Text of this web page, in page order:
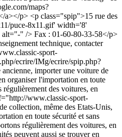
maps?
p> <p class="spip">15 rue des
puce-8x11.gif' width='8'
" /> Fax : 01-60-80-33-58</p>
technique, contacter
sport-
ecrire/IMg/ecrire/spip.php?
importer une voiture de
organiser l'importation en toute
des voitures, en
www.classic-sport-
src='http://www.classic-sport-cars.net/spip.php/ecrire/IMg/ecrire/IMG/cache-8x11/puce-8x11.gif' width='8' height='11' alt="-" /> Dépotage de la voiture, <br /><img src='http://www.classic-sport-cars.net/spip.php/ecrire/IMg/ecrire/IMG/cache-8x11/puce-8x11.gif' width='8' height='11' alt="-" /> TVA, <br /><img src='http://www.classic-sport-cars.net/spip.php/ecrire/IMg/ecrire/IMG/cache-8x11/puce-8x11.gif' width='8' height='11' alt="-" /> Frais portuaires divers.</p> <p class="spip"><strong class="spip">Nous nous chargeons de ces formalités et du dédouanement.</strong> <br/> <br/> <strong class="spip">7 - Transport en France / Restauration</strong></p> <p class="spip">La voiture dédouanée il est rarement possible de la récupérer et de partir avec elle directement. <br/> Il est en général plus simple, plus réglementaire et plus sûr de faire transporter l'auto dans nos locaux où elle est vérifiée et contrôlée.</p> <p class="spip"><strong class="spip">Faire le point</strong> Nous faisons le point avec vous, habituellement dans nos locaux, sur ce qu'il est souhaitable ou nécessaire de faire pour "sortir" la voiture : simple remise à la route ou restauration totale...</p> <p class="spip"><strong class="spip">Préparer l'immatriculation</strong> <br /><img src='http://www.classic-sport-cars.net/spip.php/ecrire/IMg/ecrire/IMG/cache-8x11/puce-8x11.gif' width='8' height='11' alt="-" /> Constitution du dossier <strong class="spip">FFVE</strong> (Fédération Française des Voitures d'Epoque). <br /><img src='http://www.classic-sport-cars.net/spip.php/ecrire/IMg/ecrire/IMG/cache-8x11/puce-8x11.gif' width='8' height='11' alt="-" /> Passage du Contrôle Technique.</p> <p class="spip"><strong class="spip">Le passage aux "Mines"</strong> <br/ > <br /><img src='http://www.classic-sport-cars.net/spip.php/ecrire/IMg/ecrire/IMG/cache-8x11/puce-8x11.gif' width='8' height='11' alt="-" /> <strong class="spip">Il n'est pas nécessaire pour une voiture venant de l'Union Européenne</strong> et homologuée en France.</p> <p class="spip"><img src='http://www.classic-sport-cars.net/spip.php/ecrire/IMg/ecrire/IMG/cache-8x11/puce-8x11.gif' width='8' height='11' alt="-" /> <strong class="spip">Il n'est pas nécessaire, non plus</strong>, pour une voiture de construction européenne d'avant 1968 en provenance des USA. Les voitures vendues outre Atlantique avant cette date étaient strictement identiques aux voitures européennes. C'est pour les voitures plus récentes que certaines modifications peuvent être nécessaires ou obligatoires.</p> <h3 class="spip">Cas particulier d'un rapatriement</h3> <p class="spip">Si vous habitiez à l'étranger et q